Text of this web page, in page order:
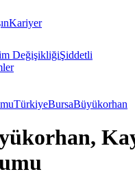
Kariyer
DeğişikliğiŞiddetli
TürkiyeBursaBüyükorhan